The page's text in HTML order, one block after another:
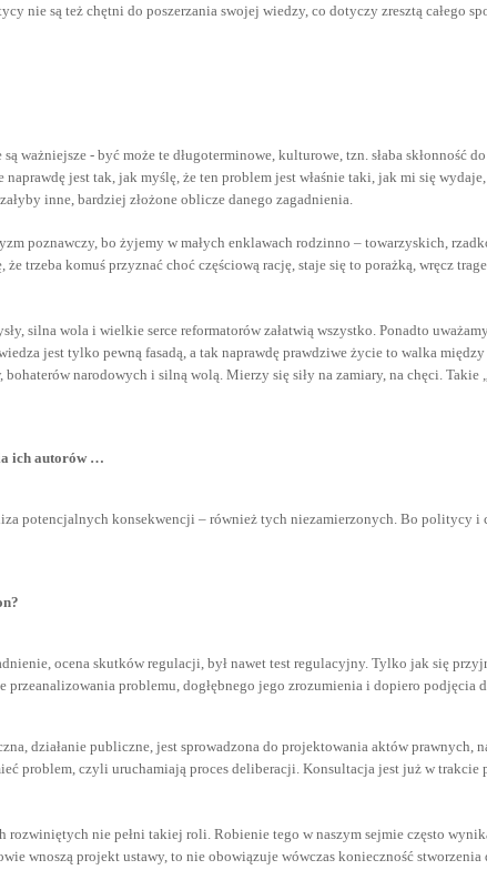
są też chętni do poszerzania swojej wiedzy, co dotyczy zresztą całego
- być może te długoterminowe, kulturowe, tzn. słaba skłonność
jest tak, jak myślę, że ten problem jest właśnie taki, jak mi się
inne, bardziej złożone oblicze danego zagadnienia.
poznawczy, bo żyjemy w małych enklawach rodzinno – towarzyskich,
trzeba komuś przyznać choć częściową rację, staje się to porażką, wręcz
silna wola i wielkie serce reformatorów załatwią wszystko. Ponadto
jest tylko pewną fasadą, a tak naprawdę prawdziwe życie to walka
narodowych i silną wolą. Mierzy się siły na zamiary, na chęci. Takie
ich autorów …
potencjalnych konsekwencji – również tych niezamierzonych. Bo politycy i
ocena skutków regulacji, był nawet test regulacyjny. Tylko jak się
problemu, dogłębnego jego zrozumienia i dopiero podjęcia
działanie publiczne, jest sprowadzona do projektowania aktów prawnych,
problem, czyli uruchamiają proces deliberacji. Konsultacja jest już w
nie pełni takiej roli. Robienie tego w naszym sejmie często
wnoszą projekt ustawy, to nie obowiązuje wówczas konieczność